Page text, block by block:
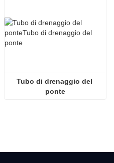
Tubo di drenaggio del
ponte